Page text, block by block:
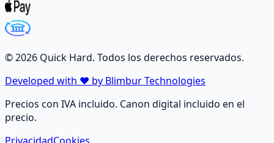
©2026 Quick Hard. Todos los derechos reservados.
Developed with ❤️ by Blimbur Technologies
Precios con IVA incluido. Canon digital incluido en el
precio.